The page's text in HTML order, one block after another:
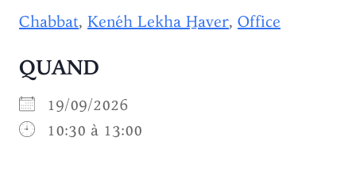
Chabbat, Kenéh Lekha H̱aver, Office
QUAND
19/09/2026
10:30 à 13:00